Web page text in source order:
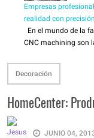
Empresas
realidad con
En el mundo de la
CNC machining son
Decoración
HomeCenter:
JUNIO 04,